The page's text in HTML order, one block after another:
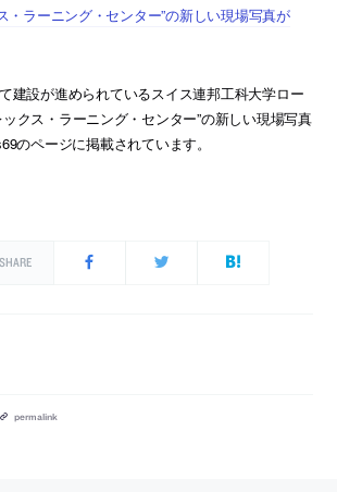
・ラーニング・センター”の新しい現場写真が
建設が進められているスイス連邦工科大学ロー
クス・ラーニング・センター”の新しい現場写真
のページに掲載されています。
SHARE
permalink